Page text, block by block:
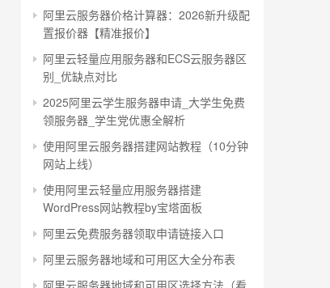
阿里云服务器价格计算器：2026新升级配
置报价器【精准报价】
阿里云轻量应用服务器和ECS云服务器区
别_优缺点对比
2025阿里云学生服务器申请_大学生免费
领服务器_学生党优惠全解析
使用阿里云服务器搭建网站教程（10分钟
网站上线）
使用阿里云轻量应用服务器搭建
WordPress网站教程by宝塔面板
阿里云免费服务器领取申请链接入口
阿里云服务器地域和可用区大全分布表
阿里云服务器地域和可用区选择方法（看